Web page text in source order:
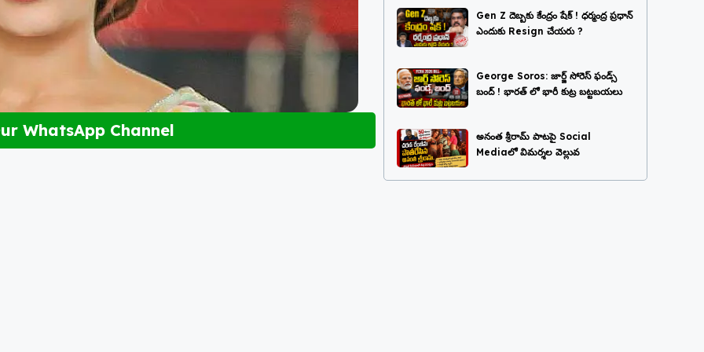
WhatsApp Channel
Gen Z దెబ్బకు కేంద్రం షేక్ ! ధర్మంద్ర ప్రధాన్
ఎందుకు Resign చేయరు ?
George Soros: జార్జ్ సోరెస్ ఫండ్స్
బంద్ ! భారత్ లో భారీ కుట్ర బట్టబయలు
అనంత శ్రీరామ్ పాటపై Social
Mediaలో విమర్శల వెల్లువ